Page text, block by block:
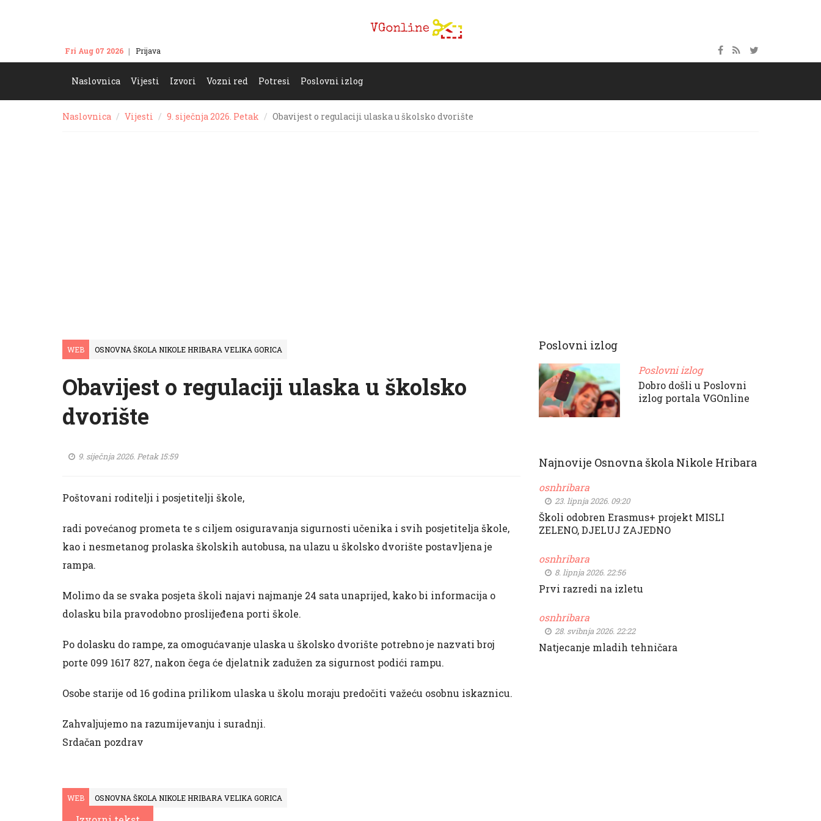
Fri Aug 07 2026 Prijava
Naslovnica Vijesti Izvori Vozni red Potresi Poslovni izlog
Naslovnica Vijesti 9. siječnja 2026. Petak Obavijest o regulaciji ulaska u školsko dvorište
WEB OSNOVNA ŠKOLA NIKOLE HRIBARA VELIKA GORICA
Obavijest o regulaciji ulaska u školsko
dvorište
9. siječnja 2026. Petak 15:59
Poštovani roditelji i posjetitelji škole,
radi povećanog prometa te s ciljem osiguravanja sigurnosti učenika i svih posjetitelja škole,
kao i nesmetanog prolaska školskih autobusa, na ulazu u školsko dvorište postavljena je
rampa.
Molimo da se svaka posjeta školi najavi najmanje 24 sata unaprijed, kako bi informacija o
dolasku bila pravodobno proslijeđena porti škole.
Po dolasku do rampe, za omogućavanje ulaska u školsko dvorište potrebno je nazvati broj
porte 099 1617 827, nakon čega će djelatnik zadužen za sigurnost podići rampu.
Osobe starije od 16 godina prilikom ulaska u školu moraju predočiti važeću osobnu iskaznicu.
Zahvaljujemo na razumijevanju i suradnji.
Srdačan pozdrav
WEB OSNOVNA ŠKOLA NIKOLE HRIBARA VELIKA GORICA
Poslovni izlog
Poslovni izlog
Dobro došli u Poslovni
izlog portala VGOnline
Najnovije Osnovna škola Nikole Hribara
osnhribara
23. lipnja 2026. 09:20
Školi odobren Erasmus+ projekt MISLI
ZELENO, DJELUJ ZAJEDNO
osnhribara
8. lipnja 2026. 22:56
Prvi razredi na izletu
osnhribara
28. svibnja 2026. 22:22
Natjecanje mladih tehničara